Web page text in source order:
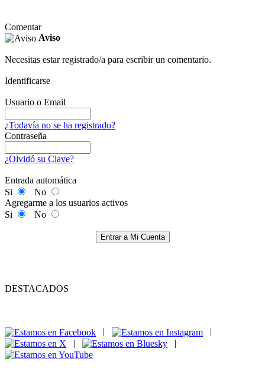
Comentar
Aviso
Necesitas estar registrado/a para escribir un comentario.
Identificarse
Usuario o Email
¿Todavía no se ha registrado?
Contraseña
¿Olvidó su Clave?
Entrada automática
Si
No
Agregarme a los usuarios activos
Si
No
Entrar a Mi Cuenta
DESTACADOS
|
|